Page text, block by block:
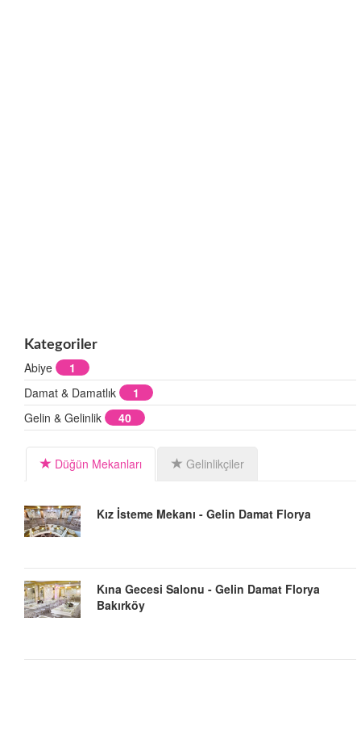
Kategoriler
Abiye
1
Damat & Damatlık
1
Gelin & Gelinlik
40
Düğün Mekanları Gelinlikçiler
Kız İsteme Mekanı - Gelin Damat Florya
Kına Gecesi Salonu - Gelin Damat Florya
Bakırköy